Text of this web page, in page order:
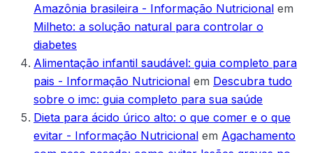
Amazônia brasileira - Informação Nutricional em
Milheto: a solução natural para controlar o
diabetes
Alimentação infantil saudável: guia completo para
pais - Informação Nutricional em Descubra tudo
sobre o imc: guia completo para sua saúde
Dieta para ácido úrico alto: o que comer e o que
evitar - Informação Nutricional em Agachamento